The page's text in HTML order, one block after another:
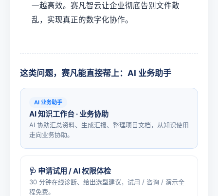
一越高效。赛凡智云让企业彻底告别文件散
乱，实现真正的数字化协作。
这类问题，赛凡能直接帮上：AI 业务助手
AI 业务助手
AI 知识工作台 · 业务协助
AI 协助汇总资料、生成汇报、整理项目文档，从知识使用
走向业务协助。
🩺 申请试用 / AI 权限体检
30 分钟在线诊断、给出选型建议，试用 / 咨询 / 演示全
程免费。